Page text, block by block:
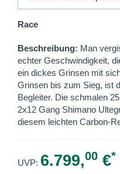
Race
Beschreibung: Man
echter Geschwindigkeit,
ein dickes Grinsen mit
Grinsen bis zum Sieg, ist
Begleiter. Die schmalen
2x12 Gang Shimano
diesem leichten Carbon-
UVP: 6.799,00 €*